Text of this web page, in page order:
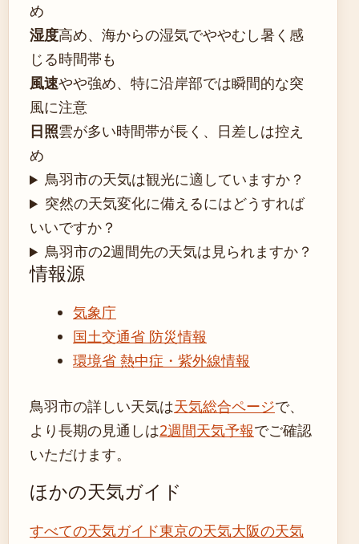
め
湿度高め、海からの湿気でややむし暑く感
じる時間帯も
風速やや強め、特に沿岸部では瞬間的な突
風に注意
日照雲が多い時間帯が長く、日差しは控え
め
鳥羽市の天気は観光に適していますか？
突然の天気変化に備えるにはどうすれば
いいですか？
鳥羽市の2週間先の天気は見られますか？
情報源
気象庁
国土交通省 防災情報
環境省 熱中症・紫外線情報
鳥羽市の詳しい天気は天気総合ページで、
より長期の見通しは2週間天気予報でご確認
いただけます。
ほかの天気ガイド
すべての天気ガイド東京の天気大阪の天気